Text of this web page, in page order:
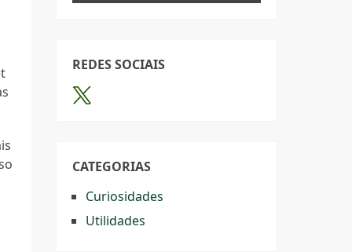
REDES SOCIAIS
CATEGORIAS
Curiosidades
Utilidades